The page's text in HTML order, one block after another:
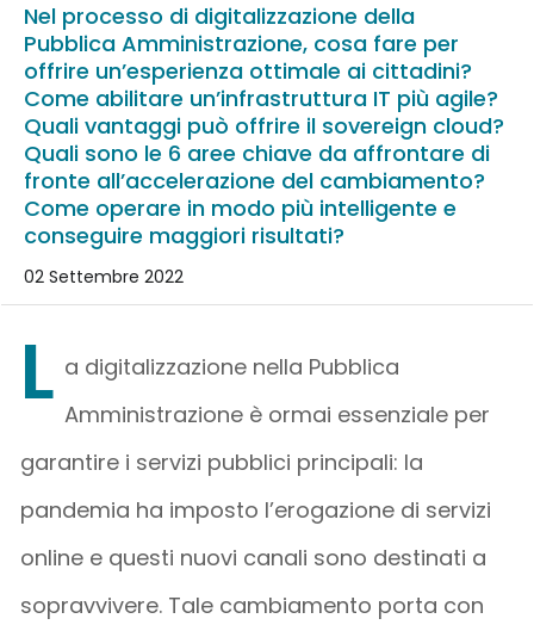
Nel processo di digitalizzazione della
Pubblica Amministrazione, cosa fare per
offrire un’esperienza ottimale ai cittadini?
Come abilitare un’infrastruttura IT più agile?
Quali vantaggi può offrire il sovereign cloud?
Quali sono le 6 aree chiave da affrontare di
fronte all’accelerazione del cambiamento?
Come operare in modo più intelligente e
conseguire maggiori risultati?
02 Settembre 2022
L a digitalizzazione nella Pubblica
Amministrazione è ormai essenziale per
garantire i servizi pubblici principali: la
pandemia ha imposto l’erogazione di servizi
online e questi nuovi canali sono destinati a
sopravvivere. Tale cambiamento porta con